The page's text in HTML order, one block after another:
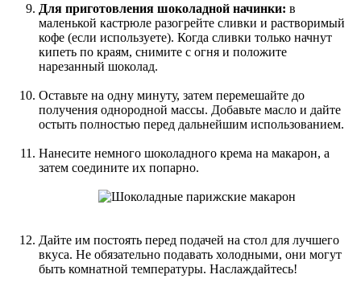
Для приготовления шоколадной начинки: в
маленькой кастрюле разогрейте сливки и растворимый
кофе (если используете). Когда сливки только начнут
кипеть по краям, снимите с огня и положите
нарезанный шоколад.
Оставьте на одну минуту, затем перемешайте до
получения однородной массы. Добавьте масло и дайте
остыть полностью перед дальнейшим использованием.
Нанесите немного шоколадного крема на макарон, а
затем соедините их попарно.
Дайте им постоять перед подачей на стол для лучшего
вкуса. Не обязательно подавать холодными, они могут
быть комнатной температуры. Наслаждайтесь!